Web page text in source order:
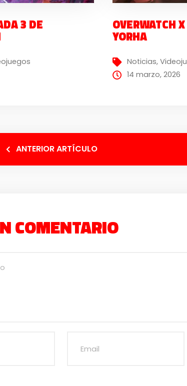
3 DE OVERWATCH
YORHA
Noticias,
14 marzo, 2026
ANTERIOR ARTÍCULO
COMENTARIO